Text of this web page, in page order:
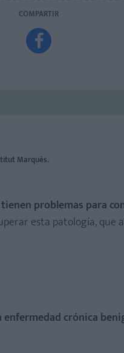
COMPARTIR

Marquès.
problemas para
esta patología,
crónica